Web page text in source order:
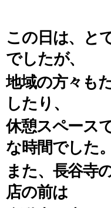
この日は、と
でしたが、
地域の方々も
したり、
休憩スペース
な時間でした。
また、長谷寺
店の前は